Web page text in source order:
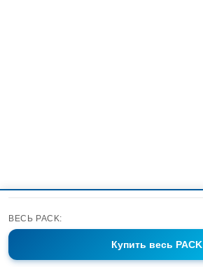
ВЕСЬ PACK:
Купить весь PACK